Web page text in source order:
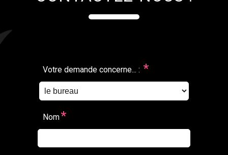
Votre demande concerne... : *
Nom*